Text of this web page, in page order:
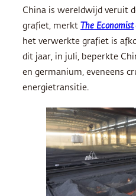
China is wereldwijd veruit
grafiet, merkt The Economist
het verwerkte grafiet is
dit jaar, in juli, beperkte
en germanium, eveneens
energietransitie.